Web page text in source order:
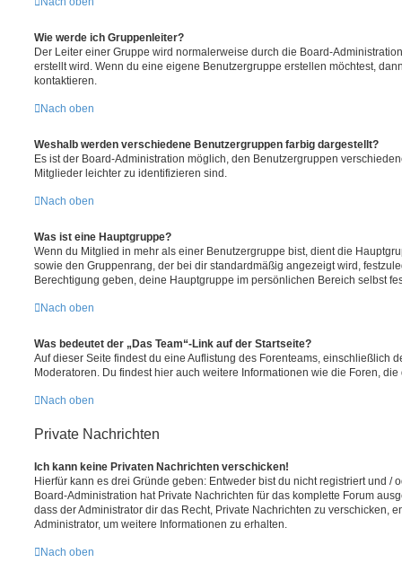
Wie werde ich Gruppenleiter?
Der Leiter einer Gruppe wird normalerweise durch die Board-
erstellt wird. Wenn du eine eigene Benutzergruppe erstellen möchtest,
kontaktieren.
Nach oben
Weshalb werden verschiedene Benutzergruppen farbig dargestellt?
Es ist der Board-Administration möglich, den Benutzergruppen
Mitglieder leichter zu identifizieren sind.
Nach oben
Was ist eine Hauptgruppe?
Wenn du Mitglied in mehr als einer Benutzergruppe bist, dient die
sowie den Gruppenrang, der bei dir standardmäßig angezeigt wird,
Berechtigung geben, deine Hauptgruppe im persönlichen Bereich selbst
Nach oben
Was bedeutet der „Das Team“-Link auf der Startseite?
Auf dieser Seite findest du eine Auflistung des Forenteams, einschließlich
Moderatoren. Du findest hier auch weitere Informationen wie die Foren,
Nach oben
Private Nachrichten
Ich kann keine Privaten Nachrichten verschicken!
Hierfür kann es drei Gründe geben: Entweder bist du nicht registriert und /
Board-Administration hat Private Nachrichten für das komplette Forum
dass der Administrator dir das Recht, Private Nachrichten zu verschicken,
Administrator, um weitere Informationen zu erhalten.
Nach oben